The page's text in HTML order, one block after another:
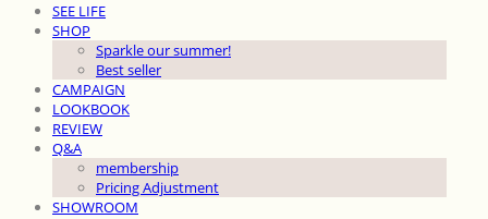
SEE LIFE
SHOP
Sparkle our summer!
Best seller
CAMPAIGN
LOOKBOOK
REVIEW
Q&A
membership
Pricing Adjustment
SHOWROOM